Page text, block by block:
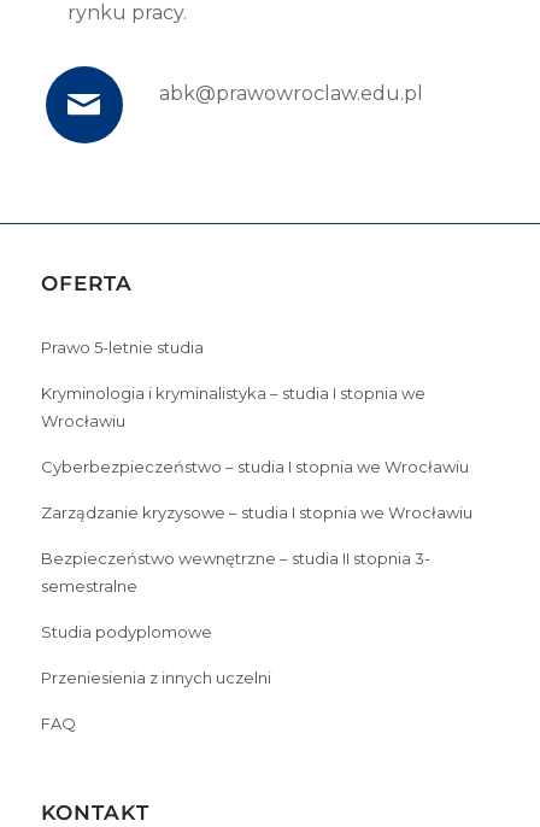
rynku pracy.
abk@prawowroclaw.edu.pl
OFERTA
Prawo 5-letnie studia
Kryminologia i kryminalistyka – studia I stopnia we
Wrocławiu
Cyberbezpieczeństwo – studia I stopnia we Wrocławiu
Zarządzanie kryzysowe – studia I stopnia we Wrocławiu
Bezpieczeństwo wewnętrzne – studia II stopnia 3-
semestralne
Studia podyplomowe
Przeniesienia z innych uczelni
FAQ
KONTAKT